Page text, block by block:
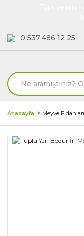
0 537 486 12 25
Anasayfa Meyve Fidanları